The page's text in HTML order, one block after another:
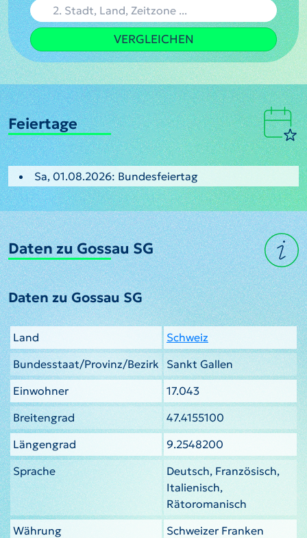
VERGLEICHEN
Feiertage
Sa, 01.08.2026: Bundesfeiertag
Daten zu Gossau SG
Daten zu Gossau SG
Land
Schweiz
Bundesstaat/Provinz/Bezirk
Sankt Gallen
Einwohner
17.043
Breitengrad
47.4155100
Längengrad
9.2548200
Sprache
Deutsch, Französisch,
Italienisch,
Rätoromanisch
Währung
Schweizer Franken